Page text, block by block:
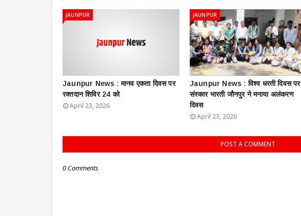
JAUNPUR
Jaunpur News : ​मानव एकता दिवस पर
रक्तदान शिविर 24 को
April 23, 2026
JAUNPUR
Jaunpur News : विश्व धरती दिवस पर
संस्कार भारती जौनपुर ने मनाया अलंकरण
दिवस
April 23, 2026
POST A COMMENT
0 Comments